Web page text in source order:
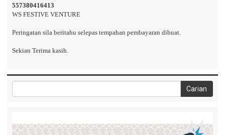
557380416413
WS FESTIVE VENTURE
Peringatan sila beritahu selepas tempahan pembayaran dibuat.
Sekian Terima kasih.